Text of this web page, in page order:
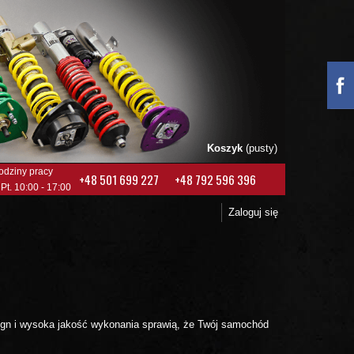
Koszyk (pusty)
pracy
10:00 - 17:00
+48 501 699 227 +48 792 596 396
Zaloguj się
i wysoka jakość wykonania sprawią, że Twój samochód